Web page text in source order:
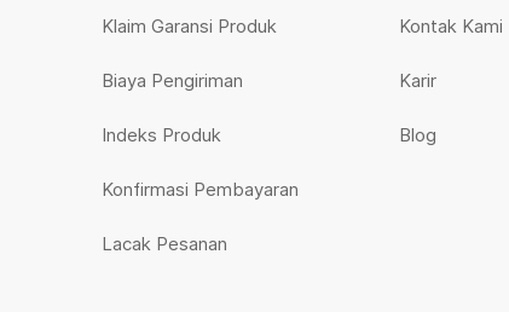
Klaim Garansi Produk
Biaya Pengiriman
Indeks Produk
Konfirmasi Pembayaran
Lacak Pesanan
Kontak Kami
Karir
Blog